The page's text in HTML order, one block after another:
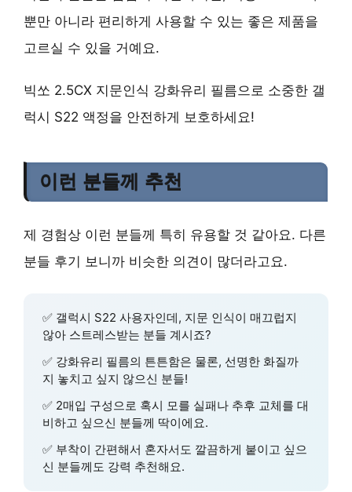
뿐만 아니라 편리하게 사용할 수 있는 좋은 제품을
고르실 수 있을 거예요.
빅쏘 2.5CX 지문인식 강화유리 필름으로 소중한 갤
럭시 S22 액정을 안전하게 보호하세요!
이런 분들께 추천
제 경험상 이런 분들께 특히 유용할 것 같아요. 다른
분들 후기 보니까 비슷한 의견이 많더라고요.
✅ 갤럭시 S22 사용자인데, 지문 인식이 매끄럽지
않아 스트레스받는 분들 계시죠?
✅ 강화유리 필름의 튼튼함은 물론, 선명한 화질까
지 놓치고 싶지 않으신 분들!
✅ 2매입 구성으로 혹시 모를 실패나 추후 교체를 대
비하고 싶으신 분들께 딱이에요.
✅ 부착이 간편해서 혼자서도 깔끔하게 붙이고 싶으
신 분들께도 강력 추천해요.